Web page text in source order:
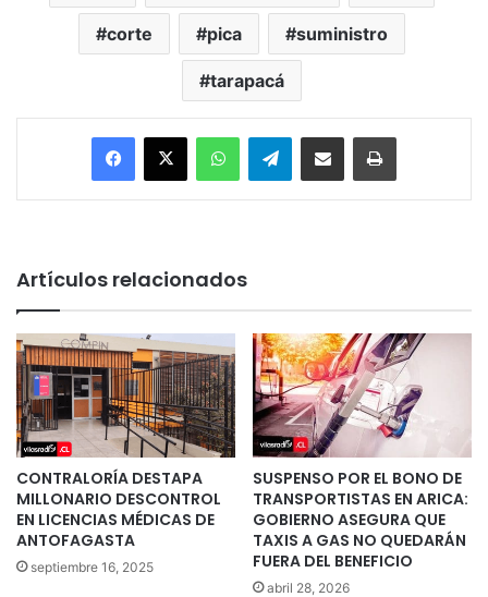
corte pica suministro
tarapacá
Facebook
X WhatsAppTelegramEnviar vía email Imprimir
Artículos relacionados
CONTRALORÍA DESTAPA
MILLONARIO DESCONTROL
EN LICENCIAS MÉDICAS DE
ANTOFAGASTA
septiembre 16, 2025
SUSPENSO POR EL BONO DE
TRANSPORTISTAS EN ARICA:
GOBIERNO ASEGURA QUE
TAXIS A GAS NO QUEDARÁN
FUERA DEL BENEFICIO
abril 28, 2026